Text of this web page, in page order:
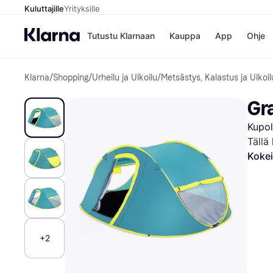
KuluttajilleYrityksille
Tutustu Klarnaan Kauppa
Kaupat
Gigantti
H&M
Peten
Wolt
App Ohje
Klarna/Shopping/Urheilu ja Ulkoilu/Metsästys, Kalastus ja
+2
Tällä